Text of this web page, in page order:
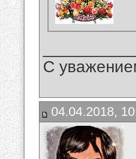
С
04.04.2018,